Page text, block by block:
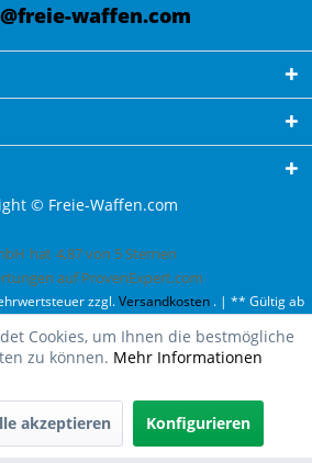
waffen.com
© Freie-Waffen.com
hat 4,87von 5Sternen
auf ProvenExpert.com
zzgl.Versandkosten . | ** Gültig ab
pro Kunde. | *** Innerhalb Deutschland,
Ländern finden Sie unterVersandkosten
Cookies, um Ihnen die bestmögliche
zu können. Mehr Informationen
akzeptieren Konfigurieren